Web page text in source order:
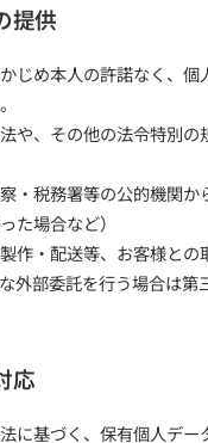
提供
じめ本人の許諾なく、個
や、その他の法令特別の
察・税務署等の公的機関
た場合など）
作・配送等、お客様との
外部委託を行う場合は第
応
に基づく、保有個人デー